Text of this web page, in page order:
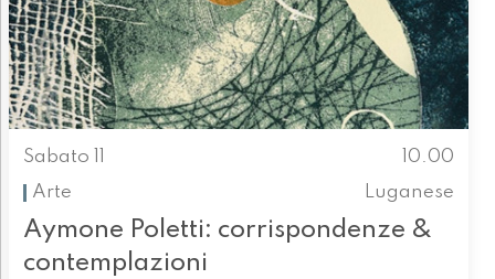
Sabato 11
10.00
Arte
Luganese
Aymone Poletti: corrispondenze &
contemplazioni